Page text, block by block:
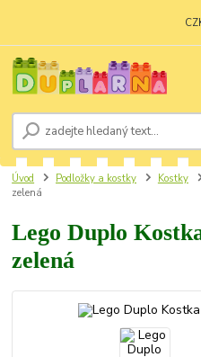
Úvod Podložky a kostky Kostky
zelená
Lego Duplo
zelená